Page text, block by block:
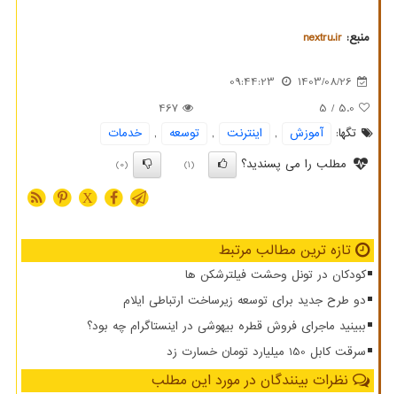
منبع: nextru.ir
1403/08/26
09:44:23
5.0
/ 5
467
تگها:
آموزش , اینترنت , توسعه ,
خدمات
مطلب را می پسندید؟
(1)
(0)
X
تازه ترین مطالب مرتبط
کودکان در تونل وحشت فیلترشکن ها
دو طرح جدید برای توسعه زیرساخت ارتباطی ایلام
ببینید ماجرای فروش قطره بیهوشی در اینستاگرام چه بود؟
سرقت کابل 150 میلیارد تومان خسارت زد
نظرات بینندگان در مورد این مطلب